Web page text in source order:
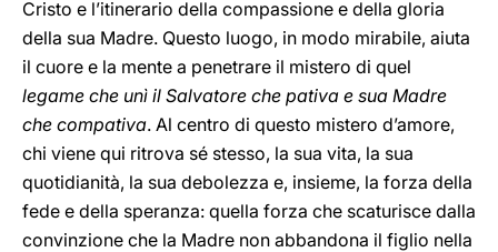
Cristo e l’itinerario della compassione e della gloria
della sua Madre. Questo luogo, in modo mirabile, aiuta
il cuore e la mente a penetrare il mistero di quel
legame che unì il Salvatore che pativa e sua Madre
che compativa. Al centro di questo mistero d’amore,
chi viene qui ritrova sé stesso, la sua vita, la sua
quotidianità, la sua debolezza e, insieme, la forza della
fede e della speranza: quella forza che scaturisce dalla
convinzione che la Madre non abbandona il figlio nella